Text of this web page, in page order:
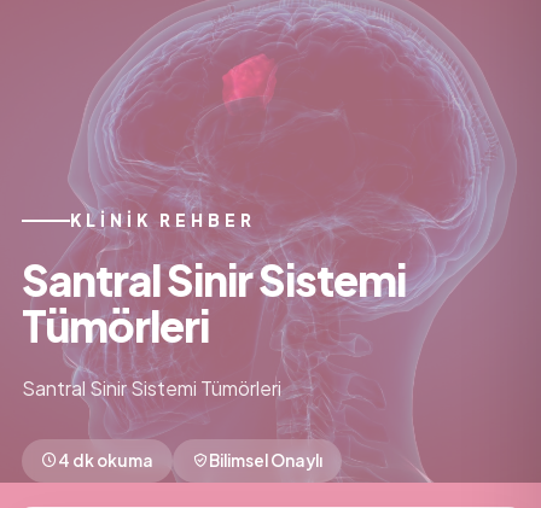
KLINIK REHBER
Santral Sinir Sistemi
Tümörleri
Santral Sinir Sistemi Tümörleri
4 dk okuma Bilimsel Onaylı